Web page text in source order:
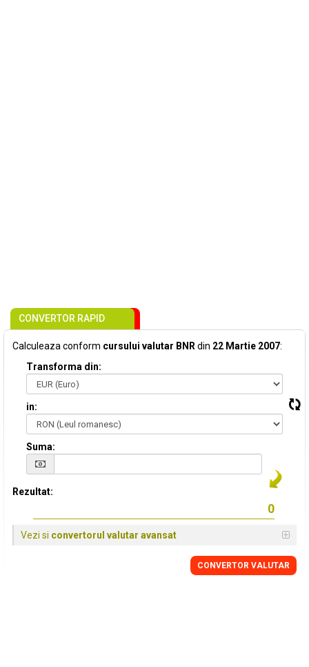
CONVERTOR RAPID
Calculeaza conform cursului valutar BNR din 22 Martie 2007:
Transforma din:
in:
Suma:
Rezultat:
Vezi si convertorul valutar avansat
CONVERTOR VALUTAR